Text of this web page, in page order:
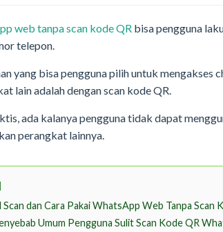
web tanpa scan kode QR bisa pengguna
telepon.
yang bisa pengguna pilih untuk mengakses
lain adalah dengan scan kode QR.
ada kalanya pengguna tidak dapat
perangkat lainnya.
Scan dan Cara Pakai WhatsApp Web Tanpa Scan
Umum Pengguna Sulit Scan Kode QR